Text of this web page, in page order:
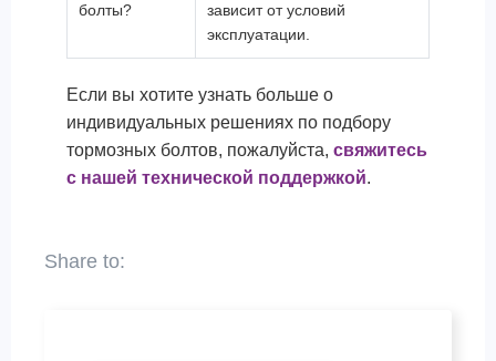
болты?
зависит от условий
эксплуатации.
Если вы хотите узнать больше о
индивидуальных решениях по подбору
тормозных болтов, пожалуйста, свяжитесь
с нашей технической поддержкой.